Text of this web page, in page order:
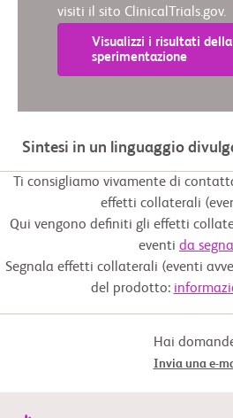
visiti il sito ClinicalTrials.gov.
Visualizzi i risultati della
sperimentazione
Sintesi in un linguaggio
Ti consigliamo vivamente di
effetti collaterali
Qui vengono definiti gli effetti
eventi da
Segnala effetti collaterali (eventi
del prodotto:
Hai
Invia una e-